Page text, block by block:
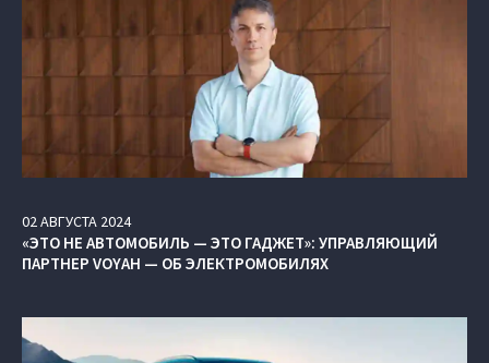
02АВГУСТА 2024
«ЭТО НЕ АВТОМОБИЛЬ — ЭТО ГАДЖЕТ»: УПРАВЛЯЮЩИЙ
ПАРТНЕР VOYAH — ОБ ЭЛЕКТРОМОБИЛЯХ